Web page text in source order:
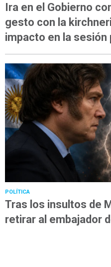
Ira en el Gobierno
gesto con la
impacto en la sesión
POLÍTICA
Tras los insultos de
retirar al embajador